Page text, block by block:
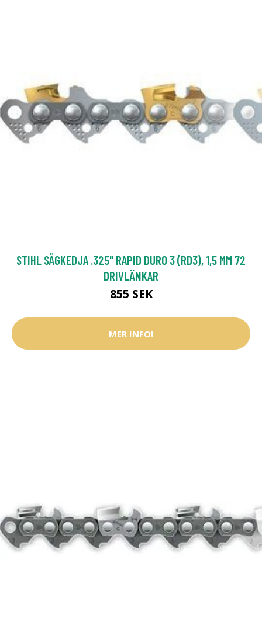
STIHL SÅGKEDJA .325" RAPID DURO 3 (RD3), 1,5 MM 72
DRIVLÄNKAR
855 SEK
MER INFO!